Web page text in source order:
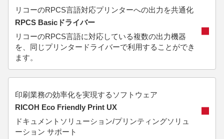
リコーのRPCS言語対応プリンターへの出力を共通化
RPCS Basicドライバー
リコーのRPCS言語に対応している複数の出力機器
を、同じプリンタードライバーで利用することができ
ます。
印刷業務の効率化を実現するソフトウェア
RICOH Eco Friendly Print UX
ドキュメントソリューション/プリンティングソリュ
ーション サポート